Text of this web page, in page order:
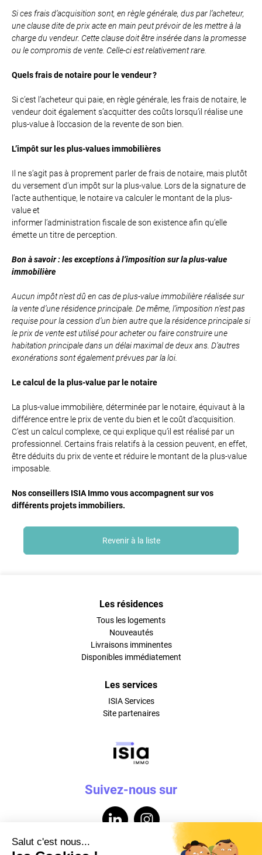
Si ces frais d’acquisition sont, en règle générale, dus par l’acheteur,
une clause dite de prix acte en main peut prévoir de les mettre à la
charge du vendeur. Cette clause doit être insérée dans la promesse
ou le compromis de vente. Celle-ci est relativement rare.
Quels frais de notaire pour le vendeur ?
Si c’est l’acheteur qui paie, en règle générale, les frais de notaire, le
vendeur doit également s’acquitter des coûts lorsqu’il réalise une
plus-value à l’occasion de la revente de son bien.
L’impôt sur les plus-values immobilières
Il ne s’agit pas à proprement parler de frais de notaire, mais plutôt
du versement d’un impôt sur la plus-value. Lors de la signature de
l’acte authentique, le notaire va calculer le montant de la plus-
value et
informer l’administration fiscale de son existence afin qu’elle
émette un titre de perception.
Bon à savoir : les exceptions à l’imposition sur la plus-value
immobilière
Aucun impôt n’est dû en cas de plus-value immobilière réalisée sur
la vente d’une résidence principale. De même, l’imposition n’est pas
requise pour la cession d’un bien autre que la résidence principale si
le prix de vente est utilisé pour acheter ou faire construire une
habitation principale dans un délai maximal de deux ans. D’autres
exonérations sont également prévues par la loi.
Le calcul de la plus-value par le notaire
La plus-value immobilière, déterminée par le notaire, équivaut à la
différence entre le prix de vente du bien et le coût d’acquisition.
C’est un calcul complexe, ce qui explique qu’il est réalisé par un
professionnel. Certains frais relatifs à la cession peuvent, en effet,
être déduits du prix de vente et réduire le montant de la plus-value
imposable.
Nos conseillers ISIA Immo vous accompagnent sur vos
différents projets immobiliers.
Revenir à la liste
Les résidences
Tous les logements
Nouveautés
Livraisons imminentes
Disponibles immédiatement
Les services
ISIA Services
Site partenaires
Suivez-nous sur